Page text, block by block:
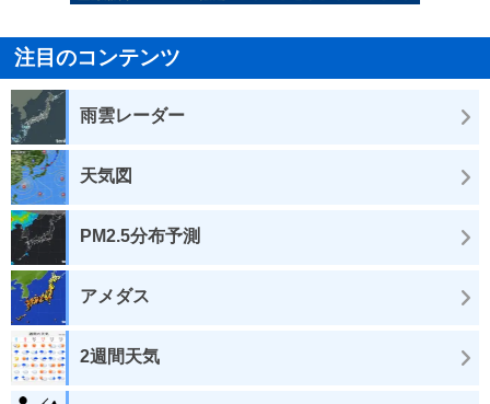
注目のコンテンツ
雨雲レーダー
天気図
PM2.5分布予測
アメダス
2週間天気